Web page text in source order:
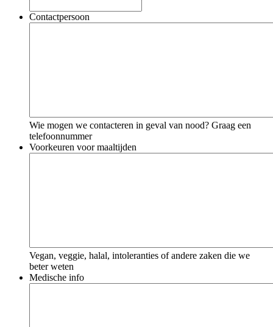
Contactpersoon
Wie mogen we contacteren in geval van nood? Graag een
telefoonnummer
Voorkeuren voor maaltijden
Vegan, veggie, halal, intoleranties of andere zaken die we
beter weten
Medische info